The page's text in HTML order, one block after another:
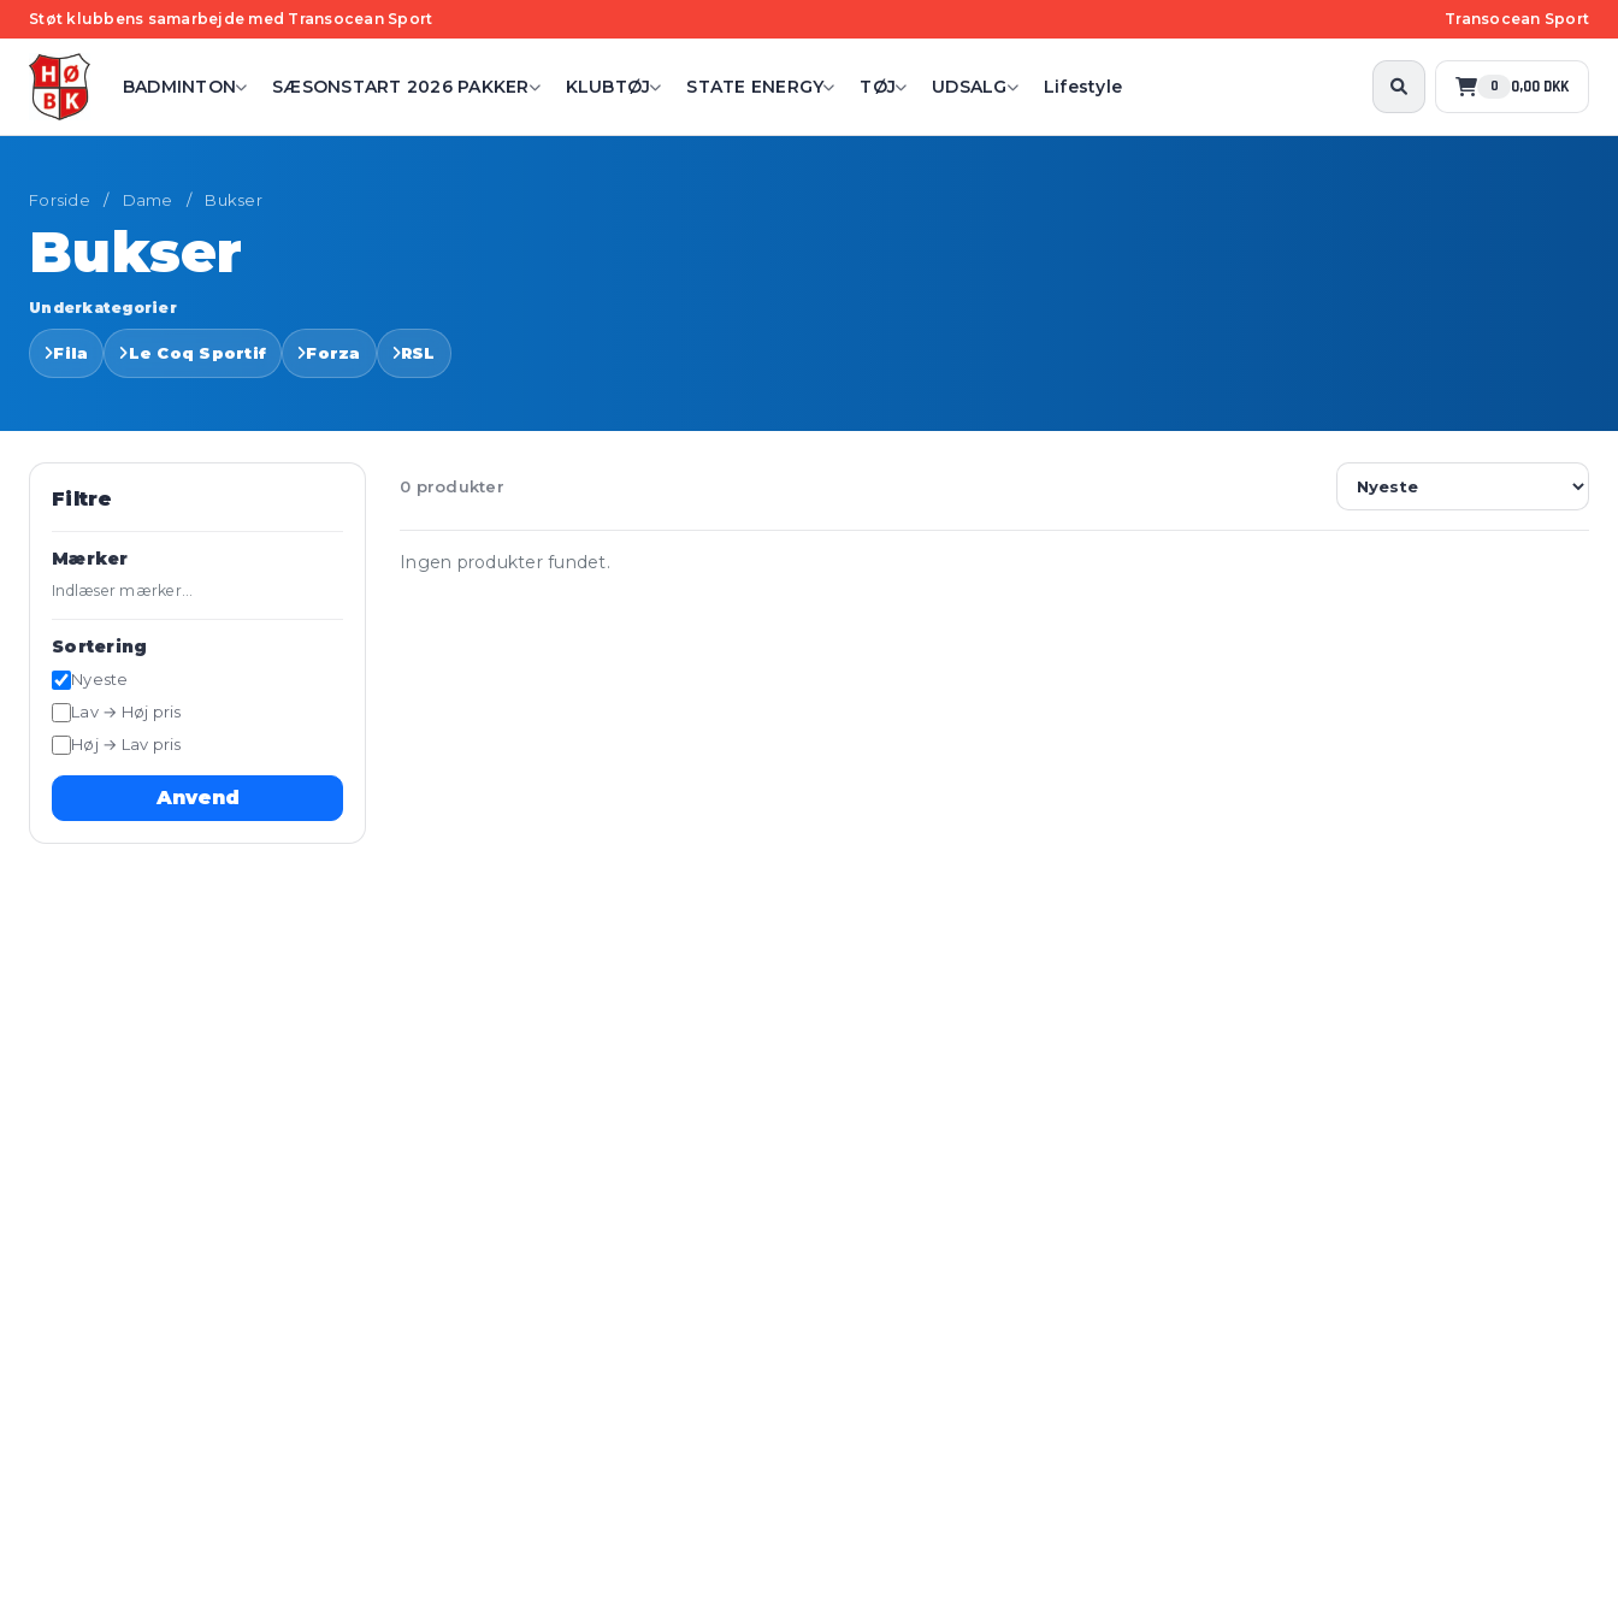
Støt klubbens samarbejde med Transocean Sport Transocean Sport
BADMINTON SÆSONSTART 2026 PAKKER KLUBTØJ STATE ENERGY TØJ UDSALG Lifestyle 0 0,00 DKK
Forside / Dame / Bukser
Bukser
Underkategorier
Fila Le Coq Sportif Forza RSL
Filtre
Mærker
Indlæser mærker…
Sortering
Nyeste
Lav → Høj pris
Høj → Lav pris
Anvend
0 produkter
Ingen produkter fundet.